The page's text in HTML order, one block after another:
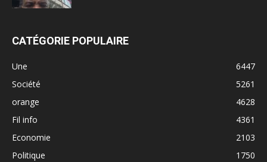
CATÉGORIE POPULAIRE
Une
6447
Société
5261
orange
4628
Fil info
4361
Economie
2103
Politique
1750